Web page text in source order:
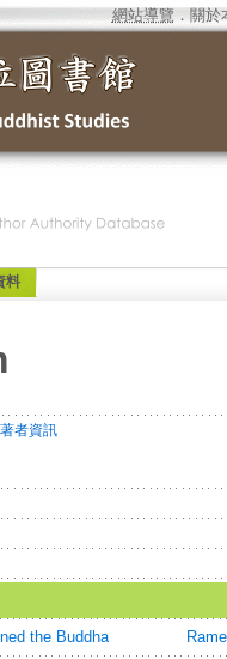
網站導覽 ． 關於
料
者資訊
the Buddha